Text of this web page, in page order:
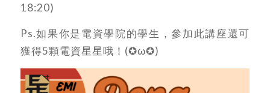
18:20)
Ps.如果你是電資學院的學生，參加此講座還可
獲得5顆電資星星哦！(✪ω✪)